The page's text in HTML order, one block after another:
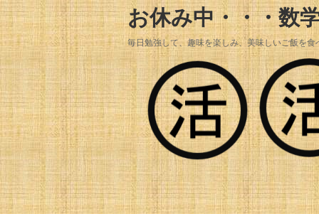
お休み中・・・数
毎日勉強して、趣味を楽しみ、美味しいご飯を食